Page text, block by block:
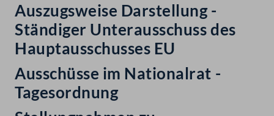
Auszugsweise Darstellung -
Ständiger Unterausschuss des
Hauptausschusses EU
Ausschüsse im Nationalrat -
Tagesordnung